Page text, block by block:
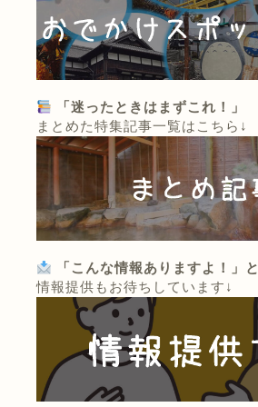
「迷ったときはまずこれ！」
まとめた特集記事一覧はこちら↓
「こんな情報ありますよ！」
情報提供もお待ちしています↓